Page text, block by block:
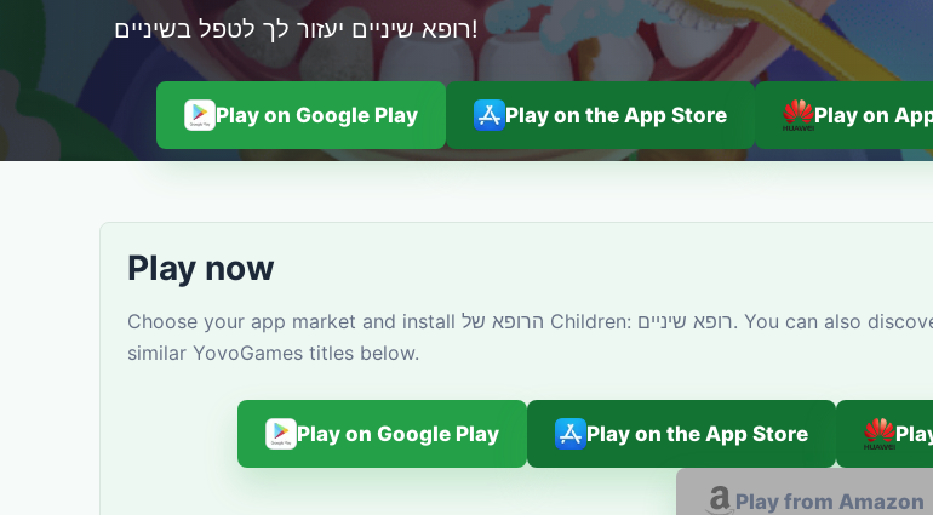
רופא שיניים יעזור לך לטפל בשיניים!
Play on Google Play Play on the App Store Play on
Play now
Choose your app market and install הרופא של Сhildren: רופא שיניים. You can also discover
similar YovoGames titles below.
Play on Google Play Play on the App Store
Play from Amazon